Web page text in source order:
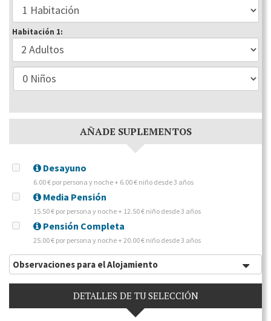
Habitación 1:
AÑADE SUPLEMENTOS
Desayuno
6.00 € por persona y noche + 6.00 € niño desde 3 años
Media Pensión
15.50 € por persona y noche + 12.50 € niño desde 3 años
Pensión Completa
25.00 € por persona y noche + 20.00 € niño desde 3 años
Observaciones para el Alojamiento
DETALLES DE TU SELECCIÓN